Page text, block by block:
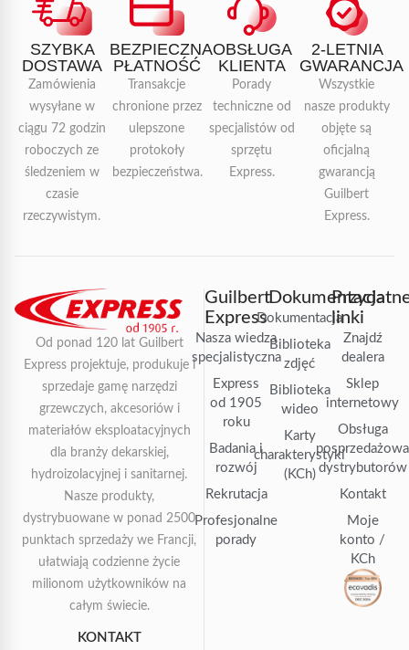
SZYBKA
DOSTAWA
Zamówienia
wysyłane w
ciągu 72 godzin
roboczych ze
śledzeniem w
czasie
rzeczywistym.
BEZPIECZNA
PŁATNOŚĆ
Transakcje
chronione przez
ulepszone
protokoły
bezpieczeństwa.
OBSŁUGA
KLIENTA
Porady
techniczne od
specjalistów od
sprzętu
Express.
2-LETNIA
GWARANCJA
Wszystkie
nasze produkty
objęte są
oficjalną
gwarancją
Guilbert
Express.
Od ponad 120 lat Guilbert
Express projektuje, produkuje i
sprzedaje gamę narzędzi
grzewczych, akcesoriów i
materiałów eksploatacyjnych
dla branży dekarskiej,
hydroizolacyjnej i sanitarnej.
Nasze produkty,
dystrybuowane w ponad 2500
punktach sprzedaży we Francji,
ułatwiają codzienne życie
milionom użytkowników na
całym świecie.
KONTAKT
Guilbert
Express
Nasza wiedza
specjalistyczna
Express
od 1905
roku
Badania i
rozwój
Rekrutacja
Profesjonalne
porady
Dokumentacja
Dokumentacja
Biblioteka
zdjęć
Biblioteka
wideo
Karty
charakterystyki
(KCh)
linki
Znajdź
dealera
Sklep
internetowy
Obsługa
posprzedażowa
dystrybutorów
Kontakt
Moje
konto /
KCh